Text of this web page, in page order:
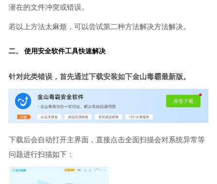
潜在的文件冲突或错误。
若以上方法太麻烦，可以尝试第二种方法解决方法解决。
二、 使用安全软件工具快速解决
针对此类错误，首先通过下载安装如下金山毒霸最新版。
下载后会自动打开主界面，直接点击全面扫描会对系统异常等
问题进行扫描如下：